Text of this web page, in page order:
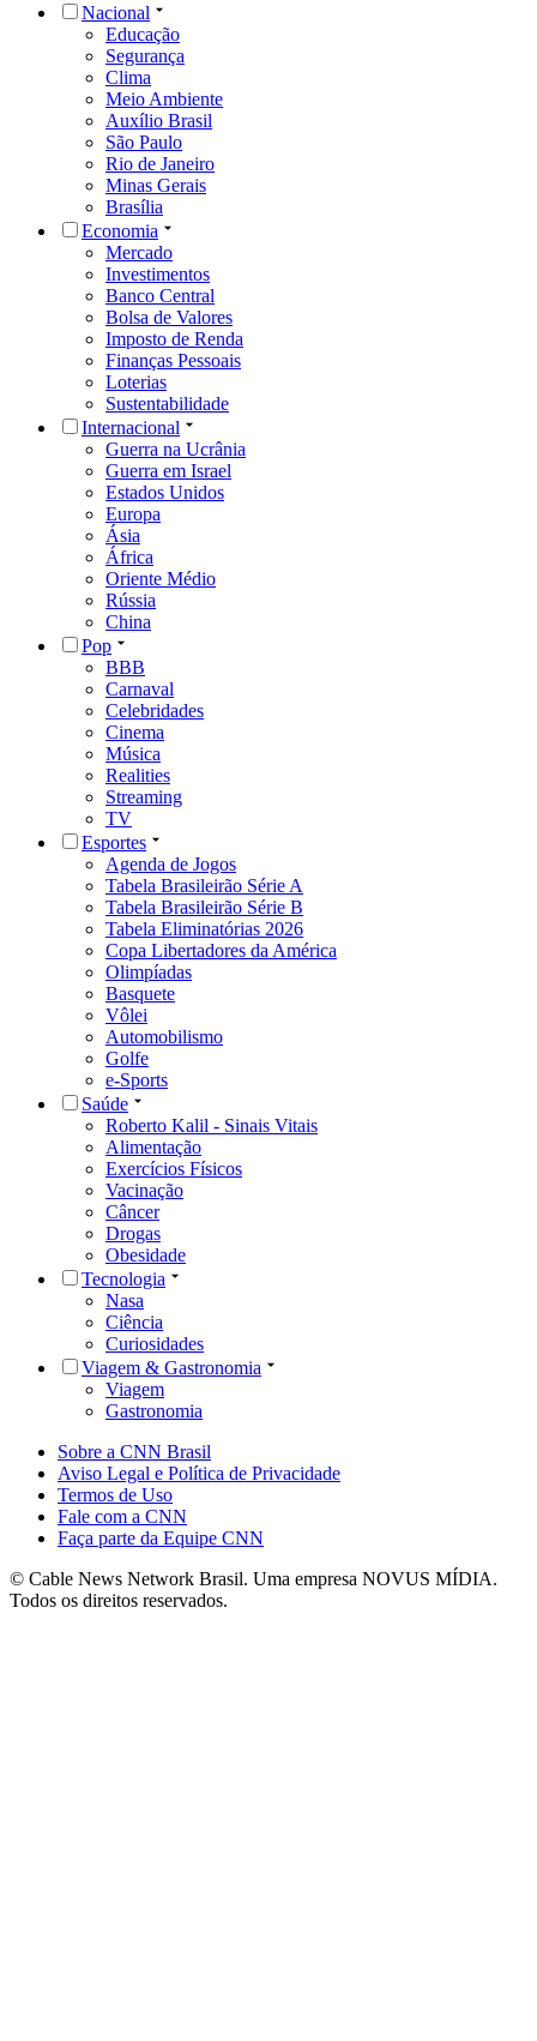
Nacional
Educação
Segurança
Clima
Meio Ambiente
Auxílio Brasil
São Paulo
Rio de Janeiro
Minas Gerais
Brasília
Economia
Mercado
Investimentos
Banco Central
Bolsa de Valores
Imposto de Renda
Finanças Pessoais
Loterias
Sustentabilidade
Internacional
Guerra na Ucrânia
Guerra em Israel
Estados Unidos
Europa
Ásia
África
Oriente Médio
Rússia
China
Pop
BBB
Carnaval
Celebridades
Cinema
Música
Realities
Streaming
TV
Esportes
Agenda de Jogos
Tabela Brasileirão Série A
Tabela Brasileirão Série B
Tabela Eliminatórias 2026
Copa Libertadores da América
Olimpíadas
Basquete
Vôlei
Automobilismo
Golfe
e-Sports
Saúde
Roberto Kalil - Sinais Vitais
Alimentação
Exercícios Físicos
Vacinação
Câncer
Drogas
Obesidade
Tecnologia
Nasa
Ciência
Curiosidades
Viagem & Gastronomia
Viagem
Gastronomia
Sobre a CNN Brasil
Aviso Legal e Política de Privacidade
Termos de Uso
Fale com a CNN
Faça parte da Equipe CNN
© Cable News Network Brasil. Uma empresa NOVUS MÍDIA.
Todos os direitos reservados.